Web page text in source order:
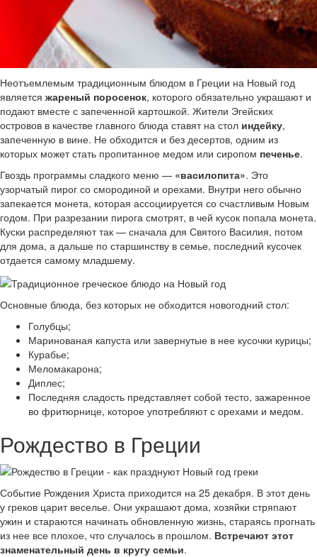
Неотъемлемым традиционным блюдом в Греции на Новый год
является жареный поросенок, которого обязательно украшают и
подают вместе с запеченной картошкой. Жители Эгейских
островов в качестве главного блюда ставят на стол индейку,
запеченную в вине. Не обходится и без десертов, одним из
которых может стать пропитанное медом или сиропом печенье.
Гвоздь программы сладкого меню — «василопита». Это
узорчатый пирог со смородиной и орехами. Внутри него обычно
запекается монета, которая ассоциируется со счастливым Новым
годом. При разрезании пирога смотрят, в чей кусок попала монета.
Куски распределяют так — сначала для Святого Василия, потом
для дома, а дальше по старшинству в семье, последний кусочек
отдается самому младшему.
Основные блюда, без которых не обходится новогодний стол:
Голубцы;
Маринованая капуста или завернутые в нее кусочки курицы;
Курабье;
Меломакарона;
Диплес;
Последняя сладость представляет собой тесто, зажаренное
во фритюрнице, которое употребляют с орехами и медом.
Рождество в Греции
Событие Рождения Христа приходится на 25 декабря. В этот день
у греков царит веселье. Они украшают дома, хозяйки стряпают
ужин и стараются начинать обновленную жизнь, стараясь прогнать
из нее все плохое, что случалось в прошлом. Встречают этот
знаменательный день в кругу семьи.